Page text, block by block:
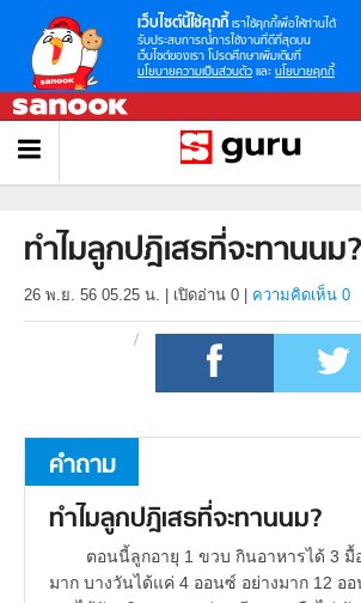
เว็บไซต์นี้ใช้คุกกี้ เราใช้คุกกี้เพื่อให้ท่านได้
รับประสบการณ์การใช้งานที่ดีที่สุดบน
เว็บไซต์ของเรา โปรดศึกษาเพิ่มเติมที่
นโยบายความเป็นส่วนตัว และ นโยบายคุกกี้
ทำไมลูกปฎิเสธที่จะทานนม?
26 พ.ย. 56 05.25 น. เปิดอ่าน 0 ความคิดเห็น 0
คำถาม
ทำไมลูกปฎิเสธที่จะทานนม?
ตอนนี้ลูกอายุ 1 ขวบ กินอาหารได้ 3
มาก บางวันได้แค่ 4 ออนซ์ อย่างมาก 12 อ